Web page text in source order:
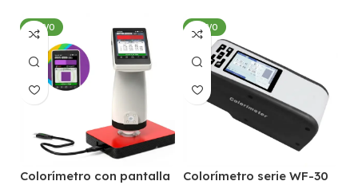
NUEVO
Colorímetro con pantalla
NUEVO
Colorímetro serie WF-30